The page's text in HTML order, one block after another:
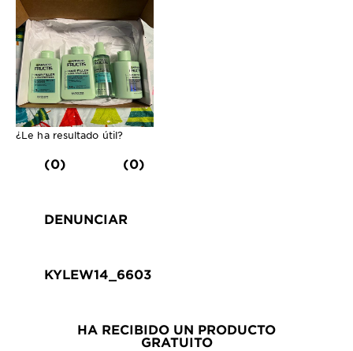
¿Le ha resultado útil?
(0) (0)
DENUNCIAR
KYLEW14_6603
HA RECIBIDO UN PRODUCTO
GRATUITO